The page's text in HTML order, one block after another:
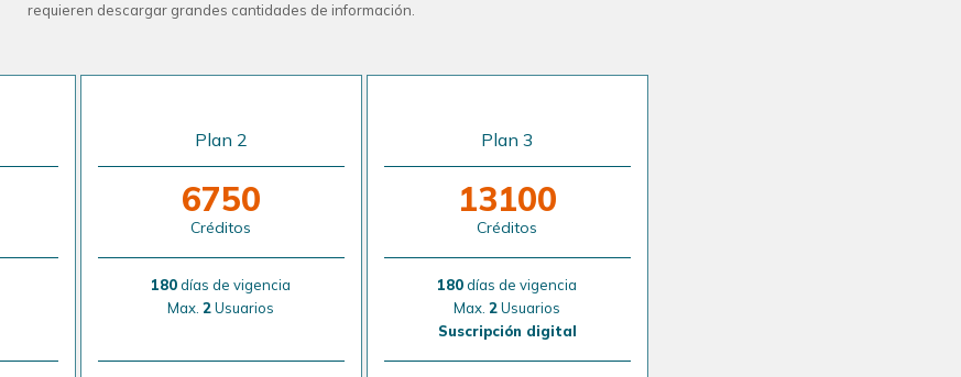
requieren descargar grandes cantidades de información.
Plan 2
6750
Créditos
180días de vigencia
Max.2Usuarios
Plan 3
13100
Créditos
180días de vigencia
Max.2Usuarios
Suscripción digital